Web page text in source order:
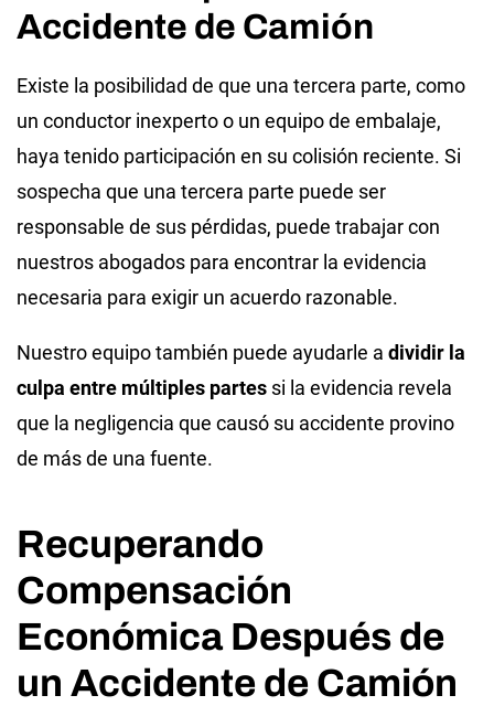
Accidente de Camión
Existe la posibilidad de que una tercera parte, como
un conductor inexperto o un equipo de embalaje,
haya tenido participación en su colisión reciente. Si
sospecha que una tercera parte puede ser
responsable de sus pérdidas, puede trabajar con
nuestros abogados para encontrar la evidencia
necesaria para exigir un acuerdo razonable.
Nuestro equipo también puede ayudarle a dividir la
culpa entre múltiples partes si la evidencia revela
que la negligencia que causó su accidente provino
de más de una fuente.
Recuperando
Compensación
Económica Después de
un Accidente de Camión